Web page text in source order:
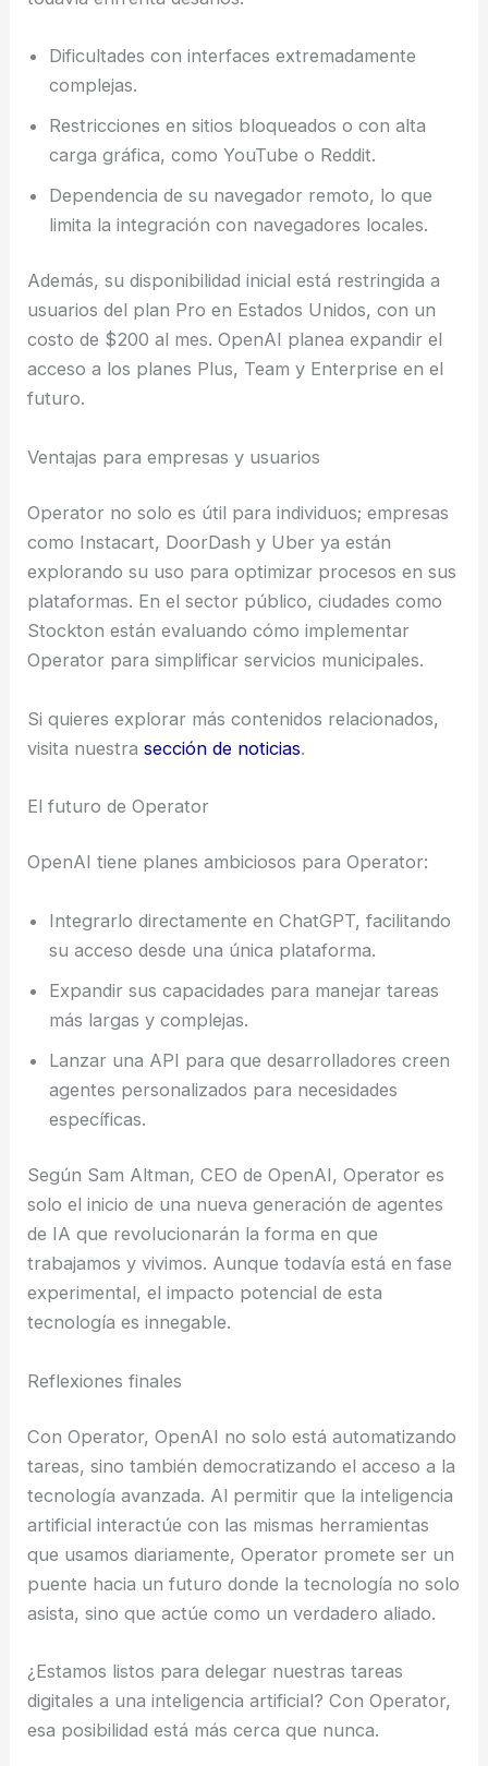
Dificultades con interfaces extremadamente
complejas.
Restricciones en sitios bloqueados o con alta
carga gráfica, como YouTube o Reddit.
Dependencia de su navegador remoto, lo que
limita la integración con navegadores locales.
Además, su disponibilidad inicial está restringida a
usuarios del plan Pro en Estados Unidos, con un
costo de $200 al mes. OpenAI planea expandir el
acceso a los planes Plus, Team y Enterprise en el
futuro.
Ventajas para empresas y usuarios
Operator no solo es útil para individuos; empresas
como Instacart, DoorDash y Uber ya están
explorando su uso para optimizar procesos en sus
plataformas. En el sector público, ciudades como
Stockton están evaluando cómo implementar
Operator para simplificar servicios municipales.
Si quieres explorar más contenidos relacionados,
visita nuestrasección de noticias.
El futuro de Operator
OpenAI tiene planes ambiciosos para Operator:
Integrarlo directamente en ChatGPT, facilitando
su acceso desde una única plataforma.
Expandir sus capacidades para manejar tareas
más largas y complejas.
Lanzar una API para que desarrolladores creen
agentes personalizados para necesidades
específicas.
Según Sam Altman, CEO de OpenAI, Operator es
solo el inicio de una nueva generación de agentes
de IA que revolucionarán la forma en que
trabajamos y vivimos. Aunque todavía está en fase
experimental, el impacto potencial de esta
tecnología es innegable.
Reflexiones finales
Con Operator, OpenAI no solo está automatizando
tareas, sino también democratizando el acceso a la
tecnología avanzada. Al permitir que la inteligencia
artificial interactúe con las mismas herramientas
que usamos diariamente, Operator promete ser un
puente hacia un futuro donde la tecnología no solo
asista, sino que actúe como un verdadero aliado.
¿Estamos listos para delegar nuestras tareas
digitales a una inteligencia artificial? Con Operator,
esa posibilidad está más cerca que nunca.